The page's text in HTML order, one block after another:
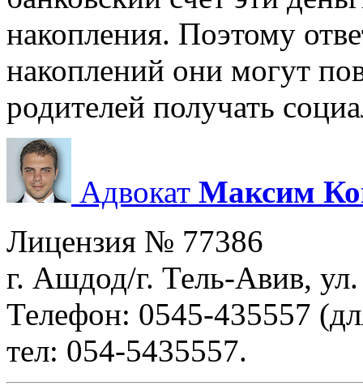
накопления. Поэтому
накоплений они могут
родителей получать
Адвокат Максим
Лицензия № 77386
г. Ашдод/г. Тель-Авив,
Телефон: 0545-435557
тел: 054-5435557.